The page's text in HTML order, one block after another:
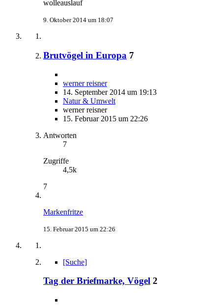
wolleauslauf
9. Oktober 2014 um 18:07
Brutvögel in Europa 7
werner reisner
14. September 2014 um 19:13
Natur & Umwelt
werner reisner
15. Februar 2015 um 22:26
Antworten
7
Zugriffe
4,5k
7
Markenfritze
15. Februar 2015 um 22:26
[Suche]
Tag der Briefmarke, Vögel 2